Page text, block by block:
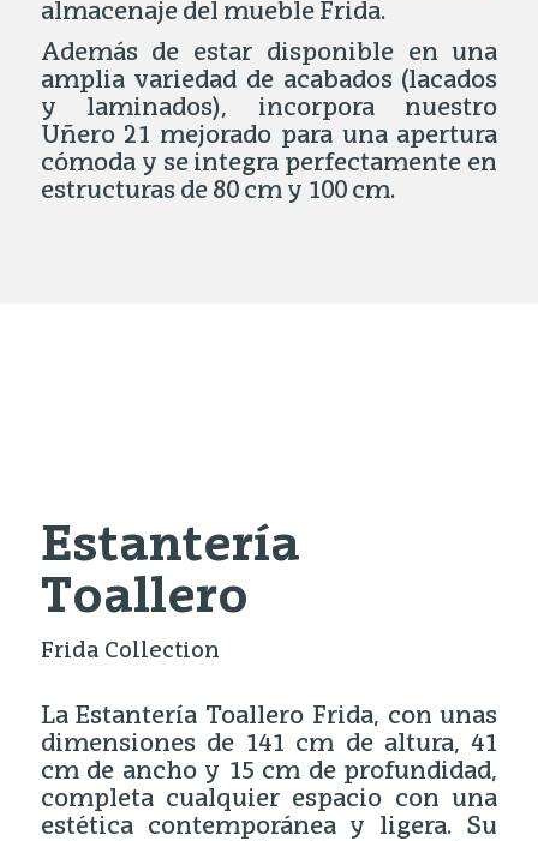
almacenaje del mueble Frida.
Además de estar disponible en una
amplia variedad de acabados (lacados
y laminados), incorpora nuestro
Uñero 21 mejorado para una apertura
cómoda y se integra perfectamente en
estructuras de 80 cm y 100 cm.
Estantería
Toallero
Frida Collection
La Estantería Toallero Frida, con unas
dimensiones de 141 cm de altura, 41
cm de ancho y 15 cm de profundidad,
completa cualquier espacio con una
estética contemporánea y ligera. Su